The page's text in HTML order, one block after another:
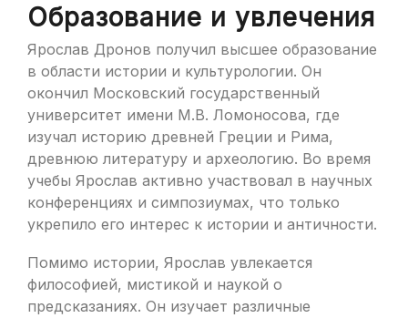
Образование и увлечения
Ярослав Дронов получил высшее образование
в области истории и культурологии. Он
окончил Московский государственный
университет имени М.В. Ломоносова, где
изучал историю древней Греции и Рима,
древнюю литературу и археологию. Во время
учебы Ярослав активно участвовал в научных
конференциях и симпозиумах, что только
укрепило его интерес к истории и античности.
Помимо истории, Ярослав увлекается
философией, мистикой и наукой о
предсказаниях. Он изучает различные